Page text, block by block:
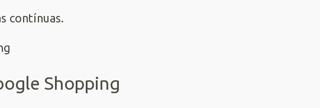
contínuas.
Shopping